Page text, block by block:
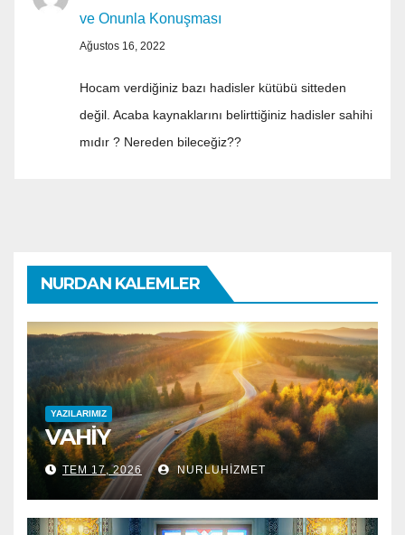
ve Onunla Konuşması
Ağustos 16, 2022
Hocam verdiğiniz bazı hadisler kütübü sitteden
değil. Acaba kaynaklarını belirttiğiniz hadisler sahihi
mıdır ? Nereden bileceğiz??
NURDAN KALEMLER
YAZILARIMIZ
VAHİY
TEM 17, 2026 NURLUHIZMET